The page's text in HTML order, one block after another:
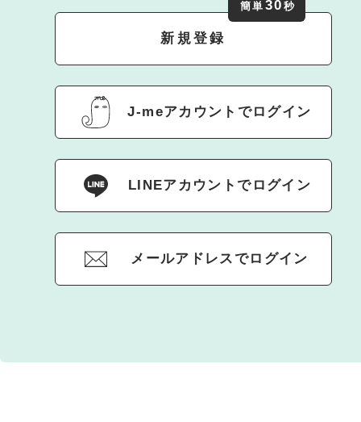
新規登録
簡単 30 秒
J-meアカウントでログイン
LINEアカウントでログイン
メールアドレスでログイン